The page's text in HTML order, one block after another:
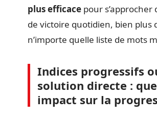
plus efficace pour s’approcher
de victoire quotidien, bien plus
n’importe quelle liste de mots
Indices progressifs
solution directe :
impact sur la